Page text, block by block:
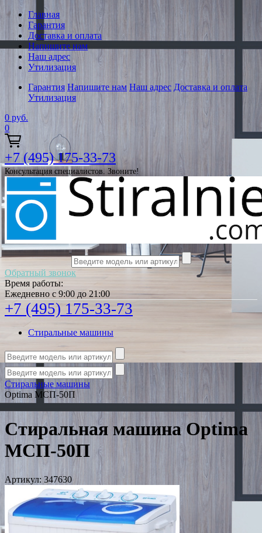
Главная
Гарантия
Доставка и оплата
Напишите нам
Наш адрес
Утилизация
Гарантия Напишите нам Наш адрес Доставка и оплата
Утилизация
0 руб.
0
+7 (495) 175-33-73
Консультация специалистов. Звоните!
Обратный звонок
Время работы:
Ежедневно с 9:00 до 21:00
+7 (495) 175-33-73
Стиральные машины
Стиральные машины
Optima МСП-50П
Стиральная машина Optima
МСП-50П
Артикул: 347630